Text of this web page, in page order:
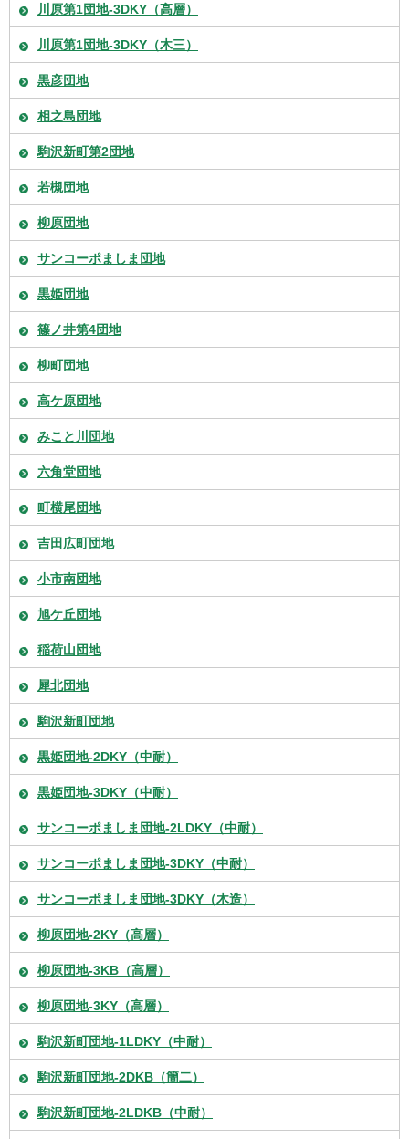
川原第1団地-3DKY（高層）
川原第1団地-3DKY（木三）
黒彦団地
相之島団地
駒沢新町第2団地
若槻団地
柳原団地
サンコーポましま団地
黒姫団地
篠ノ井第4団地
柳町団地
高ケ原団地
みこと川団地
六角堂団地
町横尾団地
吉田広町団地
小市南団地
旭ケ丘団地
稲荷山団地
犀北団地
駒沢新町団地
黒姫団地-2DKY（中耐）
黒姫団地-3DKY（中耐）
サンコーポましま団地-2LDKY（中耐）
サンコーポましま団地-3DKY（中耐）
サンコーポましま団地-3DKY（木造）
柳原団地-2KY（高層）
柳原団地-3KB（高層）
柳原団地-3KY（高層）
駒沢新町団地-1LDKY（中耐）
駒沢新町団地-2DKB（簡二）
駒沢新町団地-2LDKB（中耐）